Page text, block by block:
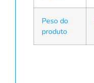
Peso do
produto